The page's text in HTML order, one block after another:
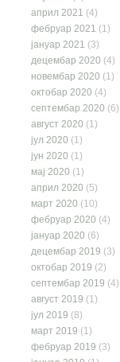
април 2021 (4)
фебруар 2021 (1)
јануар 2021 (3)
децембар 2020 (4)
новембар 2020 (1)
октобар 2020 (4)
септембар 2020 (6)
август 2020 (1)
јул 2020 (1)
јун 2020 (1)
мај 2020 (1)
април 2020 (5)
март 2020 (10)
фебруар 2020 (4)
јануар 2020 (6)
децембар 2019 (3)
октобар 2019 (2)
септембар 2019 (4)
август 2019 (1)
јул 2019 (8)
март 2019 (1)
фебруар 2019 (3)